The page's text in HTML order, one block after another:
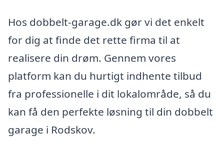
Hos dobbelt-garage.dk gør vi det enkelt
for dig at finde det rette firma til at
realisere din drøm. Gennem vores
platform kan du hurtigt indhente tilbud
fra professionelle i dit lokalområde, så du
kan få den perfekte løsning til din dobbelt
garage i Rodskov.